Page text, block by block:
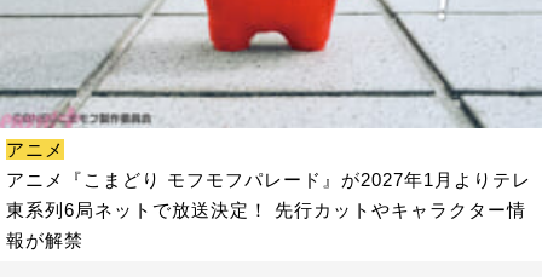
アニメ
アニメ『こまどり モフモフパレード』が2027年1月よりテレ
東系列6局ネットで放送決定！ 先行カットやキャラクター情
報が解禁